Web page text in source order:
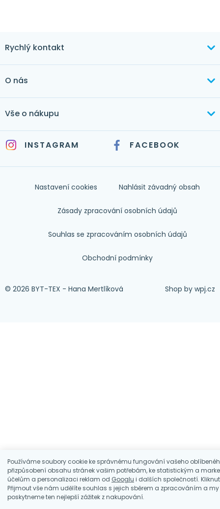
Rychlý kontakt
+420 771 144 779
info@byt-tex.cz
O nás
Služby
Vše o nákupu
INSTAGRAM FACEBOOK
© 2026 BYT-TEX - Hana Mertlíková
Nastavení cookies Nahlásit závadný obsah
Zásady zpracování osobních údajů
Souhlas se zpracováním osobních údajů
Obchodní podmínky
Shop by wpj.cz
Používáme soubory cookie ke správnému fungování vašeho
přizpůsobení obsahu stránek vašim potřebám, ke statistickým a
účelům a personalizaci reklam od Googlu i dalších společností.
Přijmout vše nám udělíte souhlas s jejich sběrem a zpracováním a
poskytneme ten nejlepší zážitek z nakupování.